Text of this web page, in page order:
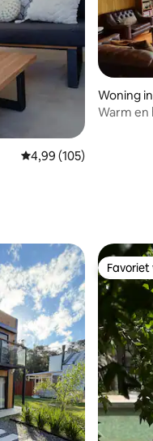
Gemiddelde
4,99 (105)
Woning
Warm en